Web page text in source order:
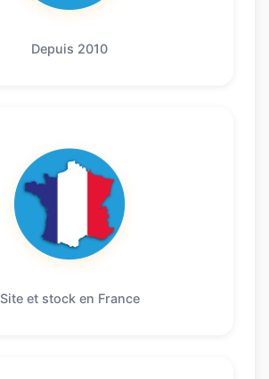
Depuis 2010
Site et stock en France